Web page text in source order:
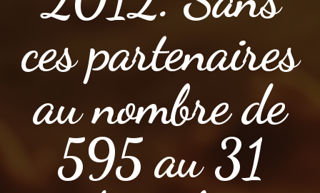
ces partenaires
au nombre de
595 au 31